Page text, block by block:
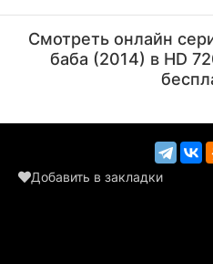
(Баранчик)
Смотреть онлайн
баба (2014) в HD
Добавить в закладки